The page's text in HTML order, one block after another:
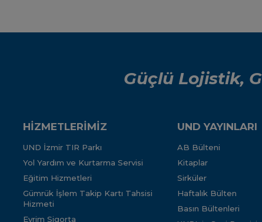
Güçlü Lojistik,
HİZMETLERİMİZ
UND İzmir TIR Parkı
Yol Yardım ve Kurtarma Servisi
Eğitim Hizmetleri
Gümrük İşlem Takip Kartı Tahsisi
Hizmeti
Evrim Sigorta
UND YAYINLARI
AB Bülteni
Kitaplar
Sirküler
Haftalık Bülten
Basın Bültenleri